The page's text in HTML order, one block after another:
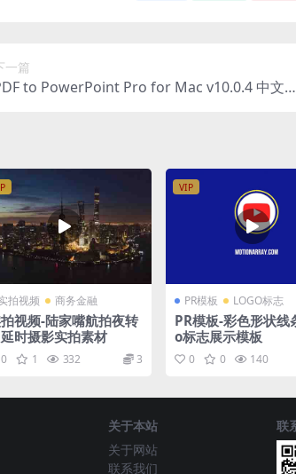
一篇
to PowerPoint Pro for Mac v10.0.4 中文 P
拍视频 商务金融
视频-陆家嘴航拍夜转
时摄影实拍素材
0 1 332 3
VIP
PR模板 LOGO标志
PR模板-彩色形状
o标志展示模板
0 0 140
关于本站
关于网站
联系我们
联